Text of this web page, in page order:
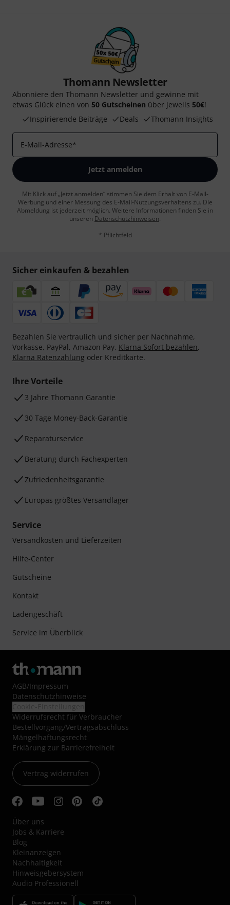
Thomann Newsletter
Abonniere den Thomann Newsletter und gewinne mit
etwas Glück einen von 50 Gutscheinen über jeweils 50€!
Inspirierende Beiträge
Deals Thomann Insights
E-Mail-Adresse*
Jetzt anmelden
Mit Klick auf „Jetzt anmelden“ stimmen Sie dem Erhalt von E-Mail-
Werbung und einer Messung des E-Mail-Nutzungsverhaltens zu. Die
Abmeldung ist jederzeit möglich. Weitere Informationen finden Sie in
unseren Datenschutzhinweisen.
* Pflichtfeld
Sicher einkaufen & bezahlen
Bezahlen Sie vertraulich und sicher per Nachnahme,
Vorkasse, PayPal, Amazon Pay, Klarna Sofort bezahlen,
Klarna Ratenzahlung oder Kreditkarte.
Ihre Vorteile
3 Jahre Thomann Garantie
30 Tage Money-Back-Garantie
Reparaturservice
Beratung durch Fachexperten
Zufriedenheitsgarantie
Europas größtes Versandlager
Service
Versandkosten und Lieferzeiten
Hilfe-Center
Gutscheine
Kontakt
Ladengeschäft
Service im Überblick
AGB/Impressum
Datenschutzhinweise
Widerrufsrecht für Verbraucher
Bestellvorgang/Vertragsabschluss
Mängelhaftungsrecht
Erklärung zur Barrierefreiheit
Vertrag widerrufen
Über uns
Jobs & Karriere
Blog
Kleinanzeigen
Nachhaltigkeit
Hinweisgebersystem
Audio Professionell